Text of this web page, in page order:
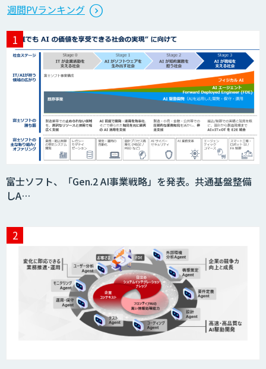
週間PVランキング
富士ソフト、「Gen.2 AI事業戦略」を発表。共通基盤整備
しA…